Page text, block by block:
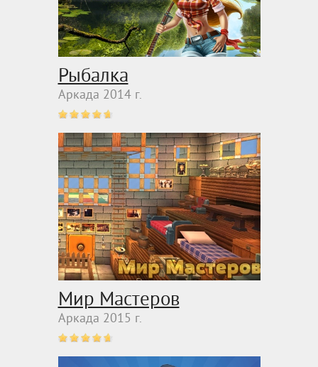
Рыбалка
Аркада 2014 г.
Мир Мастеров
Аркада 2015 г.